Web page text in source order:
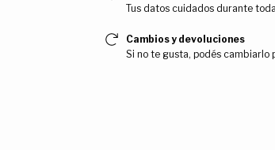
Tus datos cuidados durante
Cambios y devoluciones
Si no te gusta, podés cambiarlo